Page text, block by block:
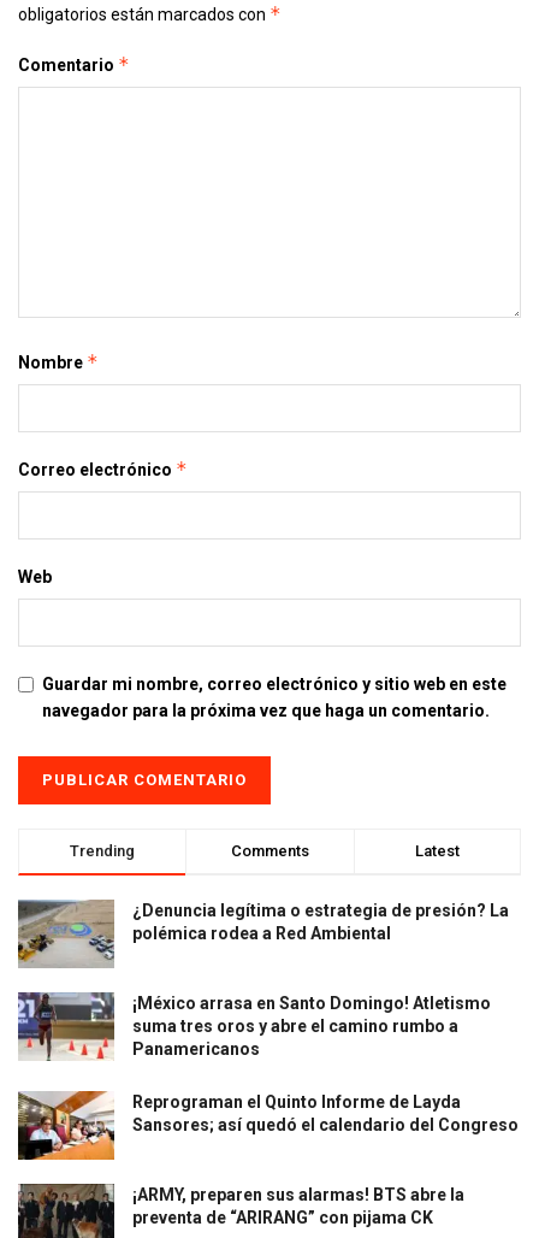
obligatorios están marcados con *
Comentario *
Nombre *
Correo electrónico *
Web
Guardar mi nombre, correo electrónico y sitio web en este
navegador para la próxima vez que haga un comentario.
Trending Comments Latest
¿Denuncia legítima o estrategia de presión? La
polémica rodea a Red Ambiental
¡México arrasa en Santo Domingo! Atletismo
suma tres oros y abre el camino rumbo a
Panamericanos
Reprograman el Quinto Informe de Layda
Sansores; así quedó el calendario del Congreso
¡ARMY, preparen sus alarmas! BTS abre la
preventa de “ARIRANG” con pijama CK